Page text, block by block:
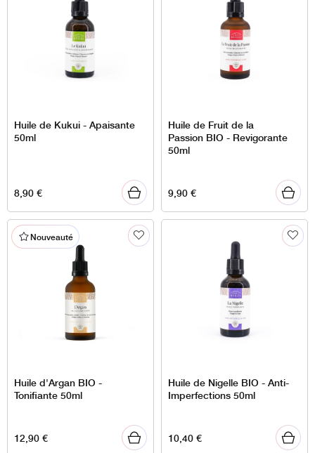
Huile de Kukui - Apaisante
50ml
8,90€
Huile de Fruit de la
Passion BIO - Revigorante
50ml
9,90€
Nouveauté
Huile d'Argan BIO -
Tonifiante 50ml
12,90€
Huile de Nigelle BIO - Anti-
Imperfections 50ml
10,40€